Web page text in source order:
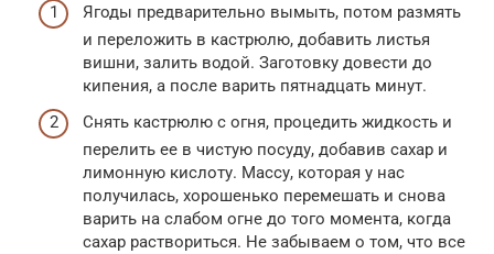
Ягоды предварительно вымыть, потом размять
и переложить в кастрюлю, добавить листья
вишни, залить водой. Заготовку довести до
кипения, а после варить пятнадцать минут.
Снять кастрюлю с огня, процедить жидкость и
перелить ее в чистую посуду, добавив сахар и
лимонную кислоту. Массу, которая у нас
получилась, хорошенько перемешать и снова
варить на слабом огне до того момента, когда
сахар раствориться. Не забываем о том, что все